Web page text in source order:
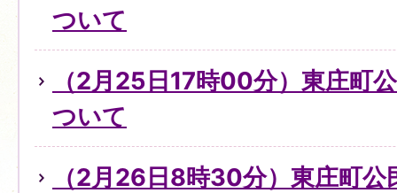
ついて
（2月25日17時00分）東庄町
ついて
（2月26日8時30分）東庄町